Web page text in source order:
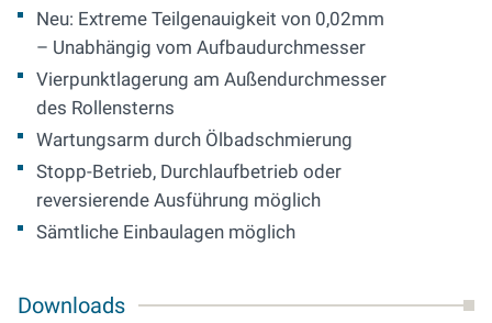
Neu: Extreme Teilgenauigkeit von 0,02mm
– Unabhängig vom Aufbaudurchmesser
Vierpunktlagerung am Außendurchmesser
des Rollensterns
Wartungsarm durch Ölbadschmierung
Stopp-Betrieb, Durchlaufbetrieb oder
reversierende Ausführung möglich
Sämtliche Einbaulagen möglich
Downloads